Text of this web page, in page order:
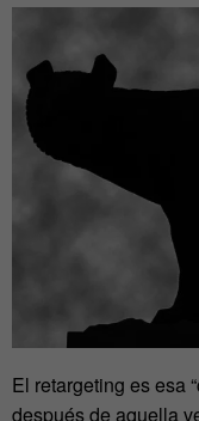
El retargeting es esa
después de aquella